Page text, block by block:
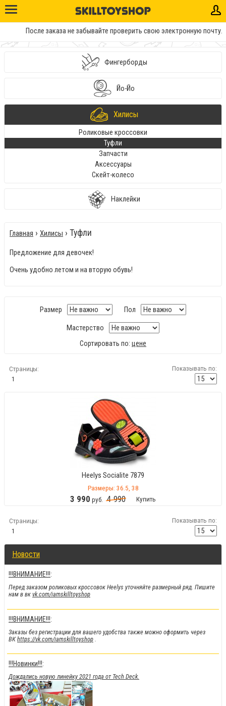
После заказа не забывайте проверить свою электронную
Фингерборды
Йо-Йо
Хилисы
Роликовые кроссовки
Туфли
Запчасти
Аксессуары
Скейт-колесо
Наклейки
Новости
!!!ВНИМАНИЕ!!!:
Перед заказом роликовых кроссовок Heelys уточняйте размерный ряд. Пишите
нам в вк vk.com/iamskilltoyshop
!!!ВНИМАНИЕ!!!:
Заказы без регистрации для вашего удобства также можно оформить через
ВКhttps://vk.com/iamskilltoyshop
!!!Новинки!!!:
Дождались новую линейку 2021 года от Tech Deck.
Главная › Хилисы › Туфли
Предложение для девочек!
Очень удобно летом и на вторую обувь!
Размер
Пол
Мастерство
Сортировать по: цене
Страницы:
1
Показывать по:
Heelys Socialite 7879
Размеры: 36.5, 38
3 990 руб. 4 990 Купить
Страницы:
1
Показывать по: